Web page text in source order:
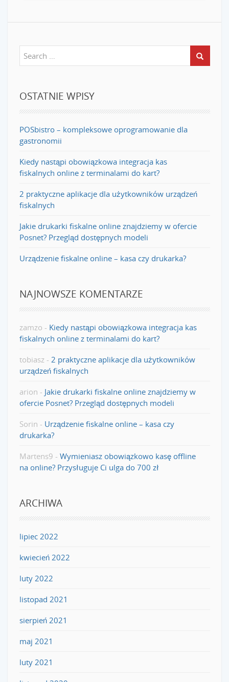
OSTATNIE WPISY
POSbistro – kompleksowe oprogramowanie dla
gastronomii
Kiedy nastąpi obowiązkowa integracja kas
fiskalnych online z terminalami do kart?
2 praktyczne aplikacje dla użytkowników urządzeń
fiskalnych
Jakie drukarki fiskalne online znajdziemy w ofercie
Posnet? Przegląd dostępnych modeli
Urządzenie fiskalne online – kasa czy drukarka?
NAJNOWSZE KOMENTARZE
zamzo - Kiedy nastąpi obowiązkowa integracja kas
fiskalnych online z terminalami do kart?
tobiasz - 2 praktyczne aplikacje dla użytkowników
urządzeń fiskalnych
arion - Jakie drukarki fiskalne online znajdziemy w
ofercie Posnet? Przegląd dostępnych modeli
Sorin - Urządzenie fiskalne online – kasa czy
drukarka?
Martens9 - Wymieniasz obowiązkowo kasę offline
na online? Przysługuje Ci ulga do 700 zł
ARCHIWA
lipiec 2022
kwiecień 2022
luty 2022
listopad 2021
sierpień 2021
maj 2021
luty 2021